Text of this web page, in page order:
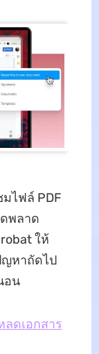
ไฟล์ PDF
พลาด
ให้
หาถัดไป
อน
ดเอกสาร